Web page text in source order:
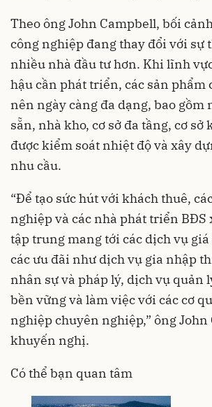
Theo ông John Campbell, bối
công nghiệp đang thay đổi với sự
nhiều nhà đầu tư hơn. Khi lĩnh
hậu cần phát triển, các sản phẩm
nên ngày càng đa dạng, bao gồm
sẵn, nhà kho, cơ sở đa tầng, cơ sở
được kiểm soát nhiệt độ và xây
nhu cầu.
“Để tạo sức hút với khách thuê,
nghiệp và các nhà phát triển BĐS
tập trung mang tới các dịch vụ
các ưu đãi như dịch vụ gia nhập
nhân sự và pháp lý, dịch vụ quản
bền vững và làm việc với các cơ
nghiệp chuyên nghiệp,” ông
khuyến nghị.
Có thể bạn quan tâm